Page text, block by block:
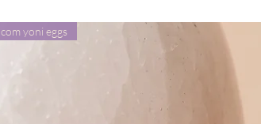
com yoni eggs